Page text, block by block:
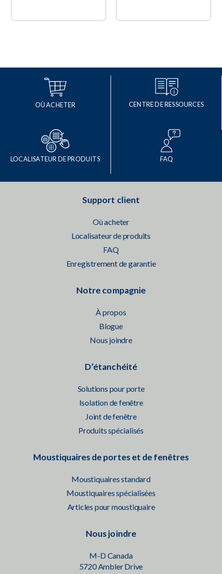
OÙ ACHETER CENTRE DE RESSOURCES
LOCALISATEUR DE PRODUITS FAQ
Support client
Où acheter
Localisateur de produits
FAQ
Enregistrement de garantie
Notre compagnie
À propos
Blogue
Nous joindre
D’étanchéité
Solutions pour porte
Isolation de fenêtre
Joint de fenêtre
Produits spécialisés
Moustiquaires de portes et de fenêtres
Moustiquaires standard
Moustiquaires spécialisées
Articles pour moustiquaire
Nous joindre
M-D Canada
5720 Ambler Drive